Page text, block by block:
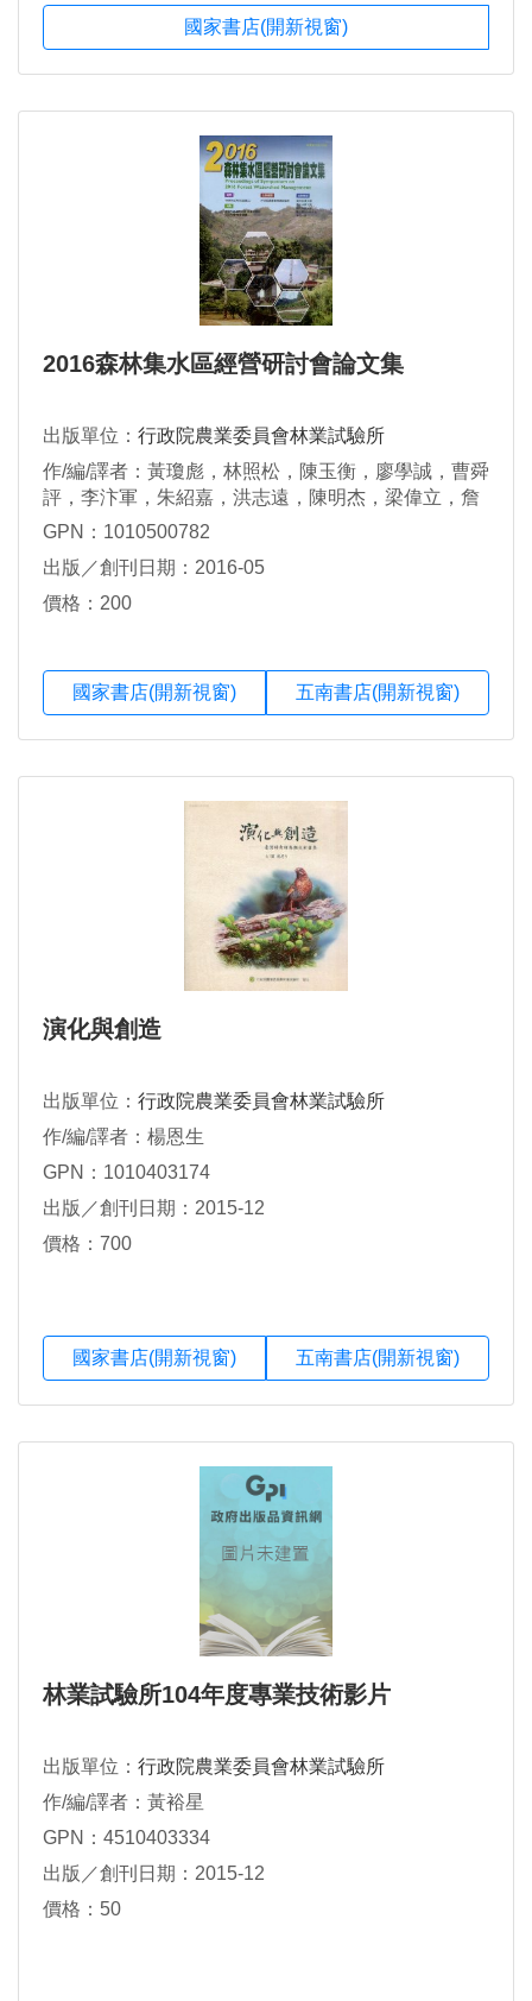
國家書店(開新視窗)
2016森林集水區經營研討會論文集
出版單位： 行政院農業委員會林業試驗所
作/編/譯者：黃瓊彪，林照松，陳玉衡，廖學誠，曹舜
評，李汴軍，朱紹嘉，洪志遠，陳明杰，梁偉立，詹
孟浚，曾俊偉，林介龍，曹崇銘，盧惠生，林壯沛，
立，蔡瀚陞，郭子銘，邱柏瀚，林長慶，何宗諺
GPN：1010500782
出版／創刊日期：2016-05
價格：200
國家書店(開新視窗) 五南書店(開新視窗)
演化與創造
出版單位： 行政院農業委員會林業試驗所
作/編/譯者：楊恩生
GPN：1010403174
出版／創刊日期：2015-12
價格：700
國家書店(開新視窗) 五南書店(開新視窗)
林業試驗所104年度專業技術影片
出版單位： 行政院農業委員會林業試驗所
作/編/譯者：黃裕星
GPN：4510403334
出版／創刊日期：2015-12
價格：50